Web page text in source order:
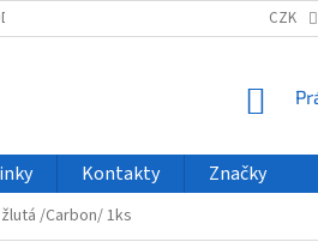
VELKOOBCHODCZK
Kontakty Značky
žlutá /Carbon/ 1ks